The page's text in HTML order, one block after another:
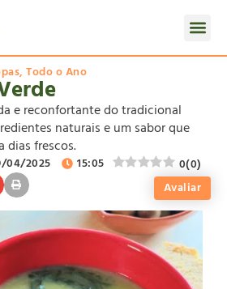
, Todo o Ano
e reconfortante do tradicional
naturais e um sabor que
dias frescos.
04/2025 15:05 0(0)
Avaliar